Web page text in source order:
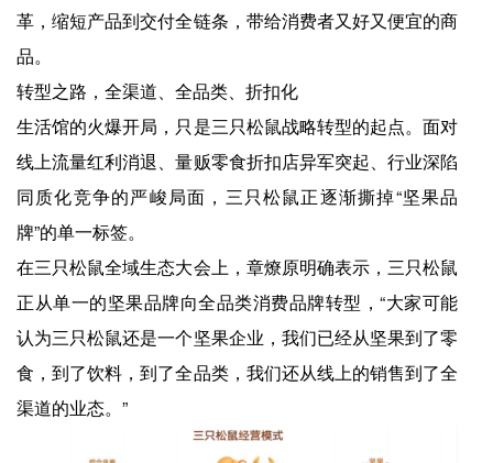
革，缩短产品到交付全链条，带给消费者又好又便宜的商
品。
转型之路，全渠道、全品类、折扣化
生活馆的火爆开局，只是三只松鼠战略转型的起点。面对
线上流量红利消退、量贩零食折扣店异军突起、行业深陷
同质化竞争的严峻局面，三只松鼠正逐渐撕掉“坚果品
牌”的单一标签。
在三只松鼠全域生态大会上，章燎原明确表示，三只松鼠
正从单一的坚果品牌向全品类消费品牌转型，“大家可能
认为三只松鼠还是一个坚果企业，我们已经从坚果到了零
食，到了饮料，到了全品类，我们还从线上的销售到了全
渠道的业态。”